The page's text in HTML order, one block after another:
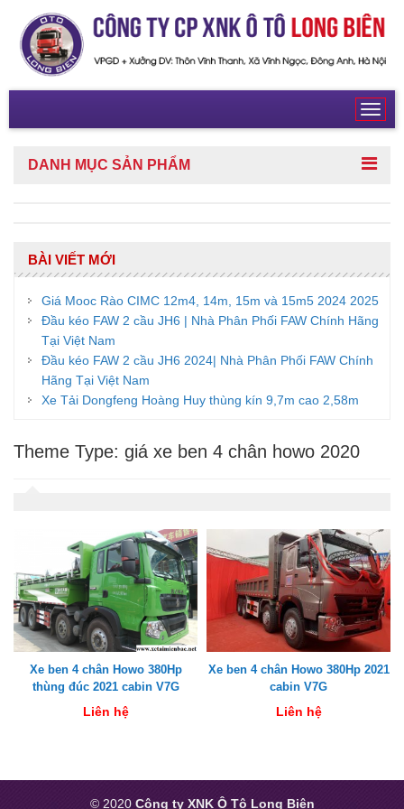
DANH MỤC SẢN PHẨM
BÀI VIẾT MỚI
Giá Mooc Rào CIMC 12m4, 14m, 15m và 15m5 2024 2025
Đầu kéo FAW 2 cầu JH6 | Nhà Phân Phối FAW Chính Hãng
Tại Việt Nam
Đầu kéo FAW 2 cầu JH6 2024| Nhà Phân Phối FAW Chính
Hãng Tại Việt Nam
Xe Tải Dongfeng Hoàng Huy thùng kín 9,7m cao 2,58m
Theme Type: giá xe ben 4 chân howo 2020
Xe ben 4 chân Howo 380Hp
thùng đúc 2021 cabin V7G
Liên hệ
Xe ben 4 chân Howo 380Hp 2021
cabin V7G
Liên hệ
© 2020 Công ty XNK Ô Tô Long Biên